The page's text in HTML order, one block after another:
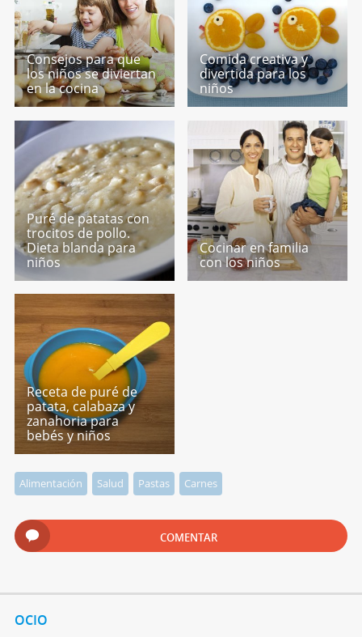
Consejos para que
los niños se diviertan
en la cocina
Comida creativa y
divertida para los
niños
Puré de patatas con
trocitos de pollo.
Dieta blanda para
niños
Cocinar en familia
con los niños
Receta de puré de
patata, calabaza y
zanahoria para
bebés y niños
Alimentación Salud Pastas Carnes
COMENTAR
OCIO